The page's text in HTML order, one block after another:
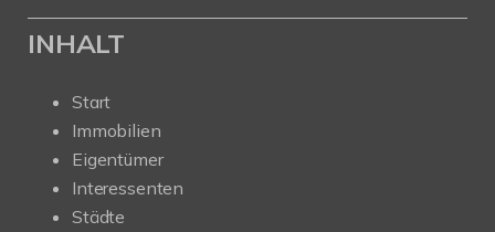
INHALT
Start
Immobilien
Eigentümer
Interessenten
Städte